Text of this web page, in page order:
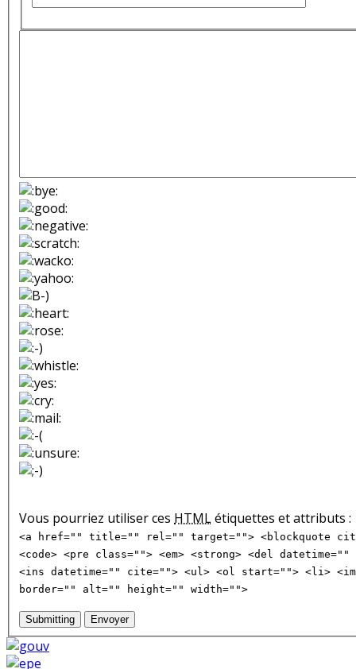
Vous pourriez utiliser ces HTMLétiquettes et attributs :
<a href="" title="" rel="" target=""> <blockquote
<code> <pre class=""> <em> <strong> <del
<ins datetime="" cite=""> <ul> <ol start=""> <li>
border="" alt="" height="" width="">
Submitting Envoyer